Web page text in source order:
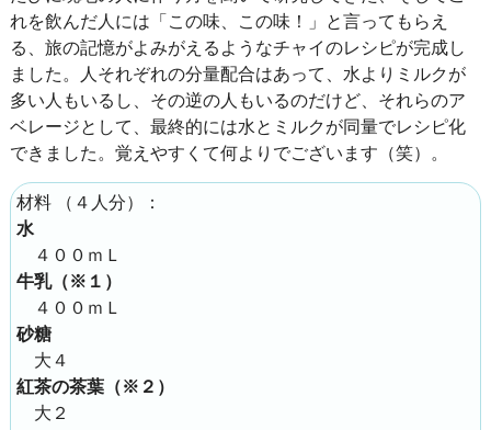
れを飲んだ人には「この味、この味！」と言ってもらえ
る、旅の記憶がよみがえるようなチャイのレシピが完成し
ました。人それぞれの分量配合はあって、水よりミルクが
多い人もいるし、その逆の人もいるのだけど、それらのア
ベレージとして、最終的には水とミルクが同量でレシピ化
できました。覚えやすくて何よりでございます（笑）。
材料 （ ４人分）：
水
４００ｍＬ
牛乳（※１）
４００ｍＬ
砂糖
大４
紅茶の茶葉（※２）
大２